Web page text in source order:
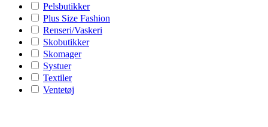
Pelsbutikker
Plus Size Fashion
Renseri/Vaskeri
Skobutikker
Skomager
Systuer
Textiler
Ventetøj